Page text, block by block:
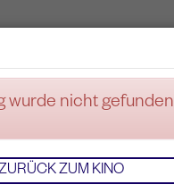
wurde nicht gefunden
ZUM KINO